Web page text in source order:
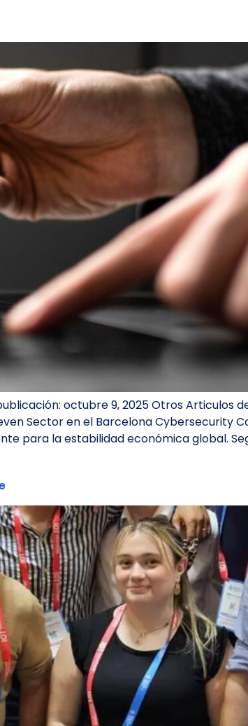
octubre 9, 2025 Otros Articulos
Sector en el Barcelona Cybersecurity
para la estabilidad económica global.